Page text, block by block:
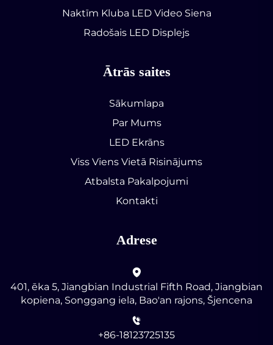
Naktīm Kluba LED Video Siena
Radošais LED Displejs
Ātrās saites
Sākumlapa
Par Mums
LED Ekrāns
Viss Viens Vietā Risinājums
Atbalsta Pakalpojumi
Kontakti
Adrese
401, ēka 5, Jiangbian Industrial Fifth Road, Jiangbian
kopiena, Songgang iela, Bao'an rajons, Šjencena
+86-18123725135